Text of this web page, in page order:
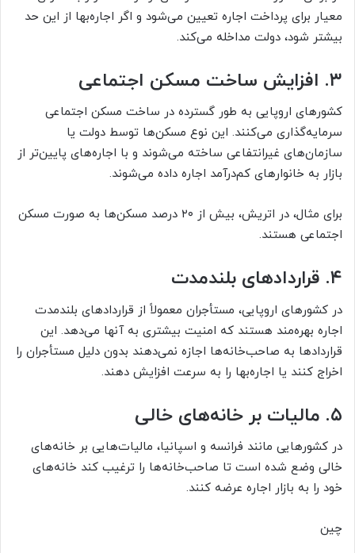
معیار برای پرداخت اجاره تعیین می‌شود و اگر اجاره‌بها از این حد
بیشتر شود، دولت مداخله می‌کند.
۳. افزایش ساخت مسکن اجتماعی
کشورهای اروپایی به طور گسترده در ساخت مسکن اجتماعی
سرمایه‌گذاری می‌کنند. این نوع مسکن‌ها توسط دولت یا
سازمان‌های غیرانتفاعی ساخته می‌شوند و با اجاره‌های پایین‌تر از
بازار به خانوارهای کم‌درآمد اجاره داده می‌شوند.
برای مثال، در اتریش، بیش از ۲۰ درصد مسکن‌ها به صورت مسکن
اجتماعی هستند.
۴. قراردادهای بلندمدت
در کشورهای اروپایی، مستأجران معمولاً از قراردادهای بلندمدت
اجاره بهره‌مند هستند که امنیت بیشتری به آنها می‌دهد. این
قراردادها به صاحب‌خانه‌ها اجازه نمی‌دهند بدون دلیل مستأجران را
اخراج کنند یا اجاره‌بها را به سرعت افزایش دهند.
۵. مالیات بر خانه‌های خالی
در کشورهایی مانند فرانسه و اسپانیا، مالیات‌هایی بر خانه‌های
خالی وضع شده است تا صاحب‌خانه‌ها را ترغیب کند خانه‌های
خود را به بازار اجاره عرضه کنند.
چین